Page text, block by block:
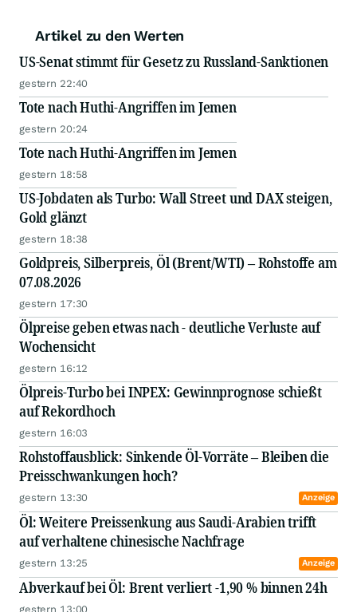
Artikel zu den Werten
US-Senat stimmt für Gesetz zu Russland-Sanktionen
gestern 22:40
Tote nach Huthi-Angriffen im Jemen
gestern 20:24
Tote nach Huthi-Angriffen im Jemen
gestern 18:58
US-Jobdaten als Turbo: Wall Street und DAX steigen,
Gold glänzt
gestern 18:38
Goldpreis, Silberpreis, Öl (Brent/WTI) – Rohstoffe am
07.08.2026
gestern 17:30
Ölpreise geben etwas nach - deutliche Verluste auf
Wochensicht
gestern 16:12
Ölpreis-Turbo bei INPEX: Gewinnprognose schießt
auf Rekordhoch
gestern 16:03
Rohstoffausblick: Sinkende Öl-Vorräte – Bleiben die
Preisschwankungen hoch?
gestern 13:30 Anzeige
Öl: Weitere Preissenkung aus Saudi-Arabien trifft
auf verhaltene chinesische Nachfrage
gestern 13:25 Anzeige
Abverkauf bei Öl: Brent verliert -1,90 % binnen 24h
gestern 13:00